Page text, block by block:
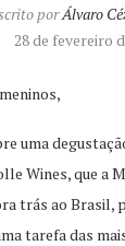
porÁlvaro
28 de fevereiro
uma
Wines, que a
trás ao Brasil,
tarefa das